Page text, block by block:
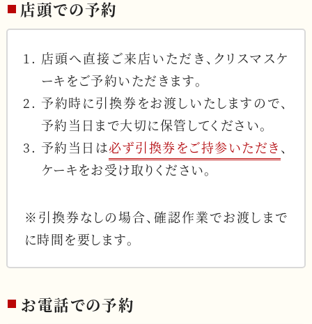
店頭での予約
店頭へ直接ご来店いただき、クリスマスケ
ーキをご予約いただきます。
予約時に引換券をお渡しいたしますので、
予約当日まで大切に保管してください。
予約当日は必ず引換券をご持参いただき、
ケーキをお受け取りください。
※引換券なしの場合、確認作業でお渡しまで
に時間を要します。
お電話での予約